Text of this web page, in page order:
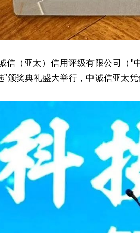
信（亚太）信用评级有限公司（"
颁奖典礼盛大举行，中诚信亚太